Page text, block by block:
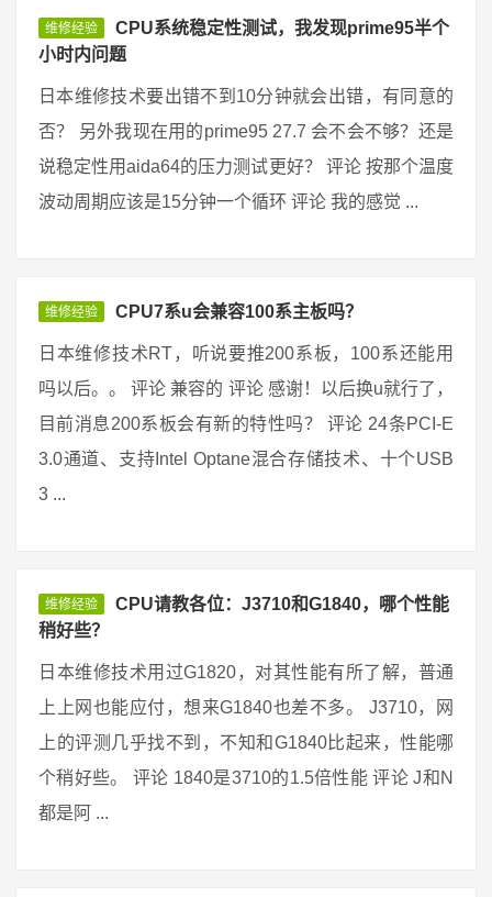
维修经验
CPU系统稳定性测试，我发现prime95半个
小时内问题
日本维修技术要出错不到10分钟就会出错，有同意的
否？ 另外我现在用的prime95 27.7 会不会不够？还是
说稳定性用aida64的压力测试更好？ 评论 按那个温度
波动周期应该是15分钟一个循环 评论 我的感觉 ...
维修经验 CPU7系u会兼容100系主板吗？
日本维修技术RT，听说要推200系板，100系还能用
吗以后。。 评论 兼容的 评论 感谢！以后换u就行了，
目前消息200系板会有新的特性吗？ 评论 24条PCI-E
3.0通道、支持Intel Optane混合存储技术、十个USB
3 ...
维修经验
CPU请教各位：J3710和G1840，哪个性能
稍好些？
日本维修技术用过G1820，对其性能有所了解，普通
上上网也能应付，想来G1840也差不多。 J3710，网
上的评测几乎找不到，不知和G1840比起来，性能哪
个稍好些。 评论 1840是3710的1.5倍性能 评论 J和N
都是阿 ...